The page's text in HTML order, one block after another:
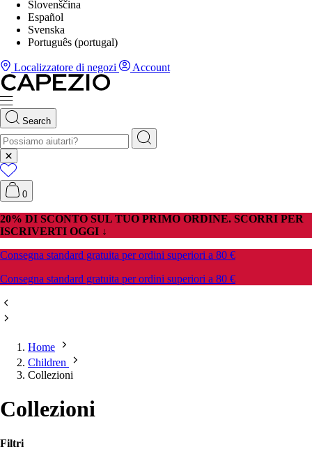
Slovenščina
Español
Svenska
Português (portugal)
Localizzatore di negozi Account
Search
0
SCORRI PER
80 €
80 €
Home
Children
Collezioni
Collezioni
Filtri